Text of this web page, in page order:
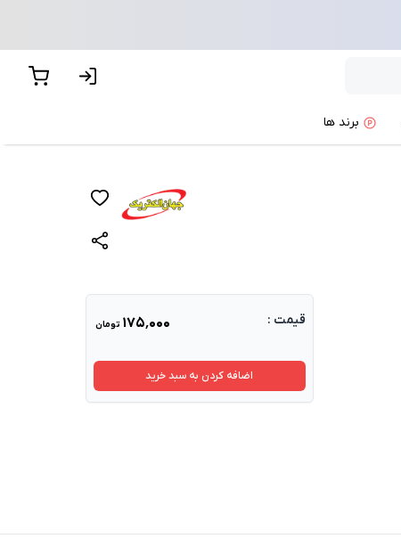
برند ها
قیمت : ۱۷۵٬۰۰۰ تومان
اضافه کردن به سبد خرید